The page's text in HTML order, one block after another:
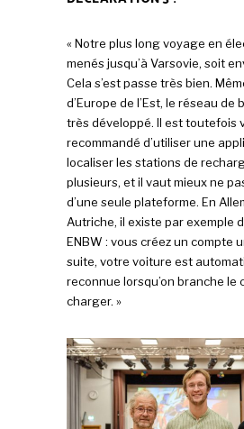
« Notre plus long voyage en
menés jusqu’à Varsovie, soit
Cela s’est passe très bien.
d’Europe de l’Est, le réseau de
très développé. Il est toutefois
recommandé d’utiliser une
localiser les stations de
plusieurs, et il vaut mieux ne
d’une seule plateforme. En
Autriche, il existe par exemple
ENBW : vous créez un compte
suite, votre voiture est
reconnue lorsqu’on branche le
charger. »